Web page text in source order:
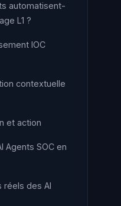
automatisent-
L1 ?
IOC
contextuelle
et action
Agents SOC en
réels des AI